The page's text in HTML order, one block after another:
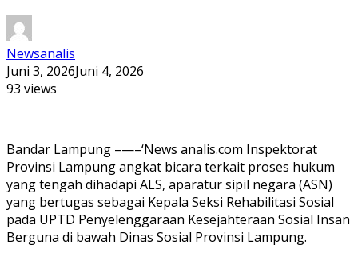
Newsanalis
Juni 3, 2026Juni 4, 2026
93 views
Bandar Lampung –—–‘News analis.com Inspektorat
Provinsi Lampung angkat bicara terkait proses hukum
yang tengah dihadapi ALS, aparatur sipil negara (ASN)
yang bertugas sebagai Kepala Seksi Rehabilitasi Sosial
pada UPTD Penyelenggaraan Kesejahteraan Sosial Insan
Berguna di bawah Dinas Sosial Provinsi Lampung.